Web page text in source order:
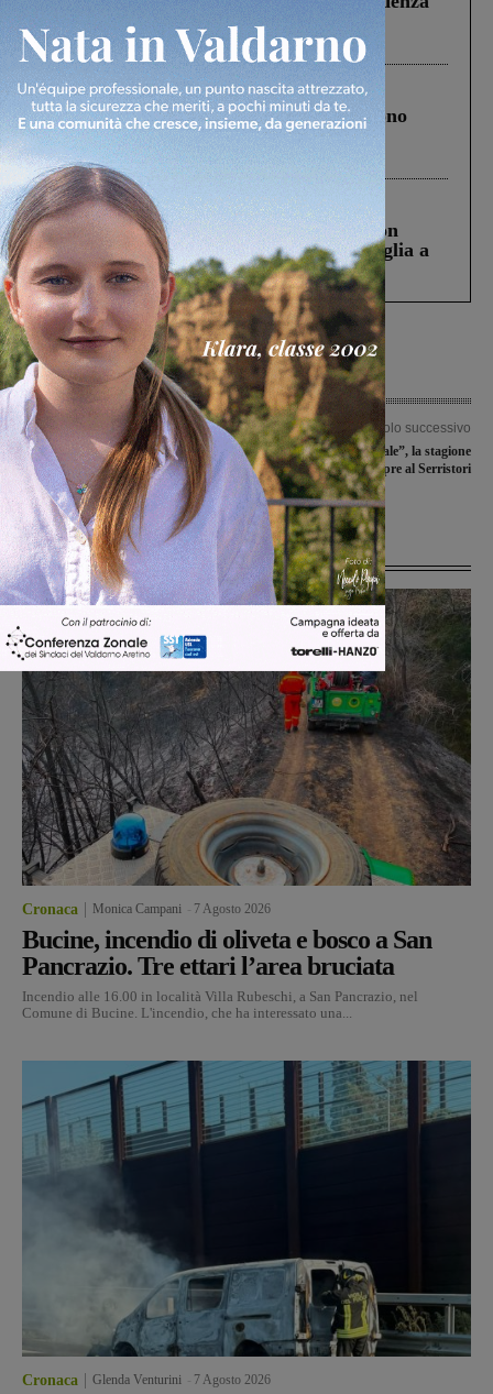
Pnrr, il gruppo di Fratelli d’Italia: “Un
ringraziamento al Governo”
Cronaca 4 Agosto 2026
Un anno fa la strage in A1 in cui morirono
Gianni, Giulia e Franco. Lo schianto, il
processo, lo stop ai sorpassi fra tir....
Cronaca 3 Agosto 2026
Scomparso da una struttura di Castiglion
Fiorentino l’uomo che aveva ucciso la figlia a
Levane nel 2020
Articolo precedente
Mercoledì il Consiglio della Città
Metropolitana: all’ordine del giorno
anche la Variante di Troghi
Articolo successivo
“Musica in ospedale”, la stagione
concertistica si apre al Serristori
Ultime Notizie
Cronaca Monica Campani 7 Agosto 2026
Bucine, incendio di oliveta e bosco a San
Pancrazio. Tre ettari l’area bruciata
Incendio alle 16.00 in località Villa Rubeschi, a San Pancrazio, nel
Comune di Bucine. L'incendio, che ha interessato una...
Cronaca Glenda Venturini 7 Agosto 2026